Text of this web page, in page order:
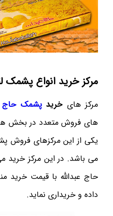
مرکز خرید انواع پشمک
مرکز های خریدپشمک حاج
های فروش متعدد در بخش
یکی از این مرکزهای فروش
می باشد. در این مرکز خرید
حاج عبدالله با قیمت
داده و خریداری نماید.